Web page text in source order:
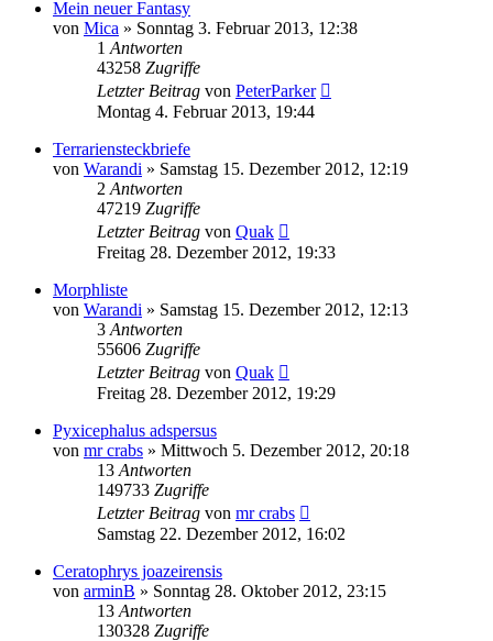
Mein neuer Fantasy
von Mica » Sonntag 3. Februar 2013, 12:38
1 Antworten
43258 Zugriffe
Letzter Beitrag von PeterParker
Montag 4. Februar 2013, 19:44
Terrariensteckbriefe
von Warandi » Samstag 15. Dezember 2012, 12:19
2 Antworten
47219 Zugriffe
Letzter Beitrag von Quak
Freitag 28. Dezember 2012, 19:33
Morphliste
von Warandi » Samstag 15. Dezember 2012, 12:13
3 Antworten
55606 Zugriffe
Letzter Beitrag von Quak
Freitag 28. Dezember 2012, 19:29
Pyxicephalus adspersus
von mr crabs » Mittwoch 5. Dezember 2012, 20:18
13 Antworten
149733 Zugriffe
Letzter Beitrag von mr crabs
Samstag 22. Dezember 2012, 16:02
Ceratophrys joazeirensis
von arminB » Sonntag 28. Oktober 2012, 23:15
13 Antworten
130328 Zugriffe